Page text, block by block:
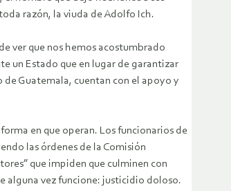
razón, la viuda de Adolfo Ich.
ver que nos hemos acostumbrado
un Estado que en lugar de garantizar
Guatemala, cuentan con el apoyo y
en que operan. Los funcionarios de
las órdenes de la Comisión
que impiden que culminen con
alguna vez funcione: justicidio doloso.